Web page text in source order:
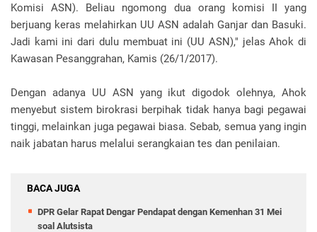
Komisi ASN). Beliau ngomong dua orang komisi II yang
berjuang keras melahirkan UU ASN adalah Ganjar dan Basuki.
Jadi kami ini dari dulu membuat ini (UU ASN)," jelas Ahok di
Kawasan Pesanggrahan, Kamis (26/1/2017).
Dengan adanya UU ASN yang ikut digodok olehnya, Ahok
menyebut sistem birokrasi berpihak tidak hanya bagi pegawai
tinggi, melainkan juga pegawai biasa. Sebab, semua yang ingin
naik jabatan harus melalui serangkaian tes dan penilaian.
BACA JUGA
DPR Gelar Rapat Dengar Pendapat dengan Kemenhan 31 Mei
soal Alutsista